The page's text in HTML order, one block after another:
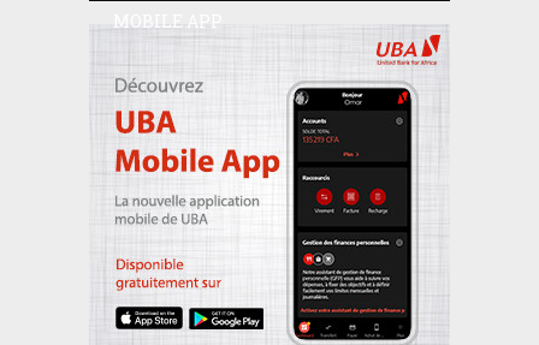
MOBILE APP